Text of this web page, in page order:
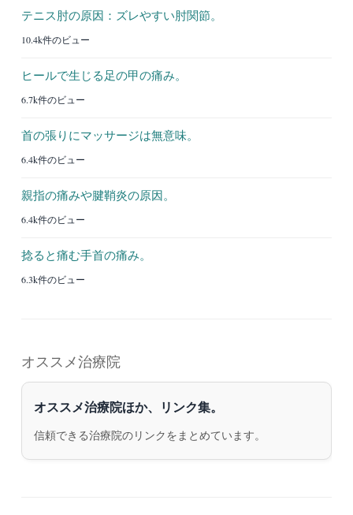
テニス肘の原因：ズレやすい肘関節。
10.4k件のビュー
ヒールで生じる足の甲の痛み。
6.7k件のビュー
首の張りにマッサージは無意味。
6.4k件のビュー
親指の痛みや腱鞘炎の原因。
6.4k件のビュー
捻ると痛む手首の痛み。
6.3k件のビュー
オススメ治療院
オススメ治療院ほか、リンク集。
信頼できる治療院のリンクをまとめています。